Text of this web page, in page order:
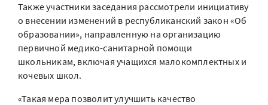
Также участники заседания рассмотрели инициативу
о внесении изменений в республиканский закон «Об
образовании», направленную на организацию
первичной медико-санитарной помощи
школьникам, включая учащихся малокомплектных и
кочевых школ.
«Такая мера позволит улучшить качество